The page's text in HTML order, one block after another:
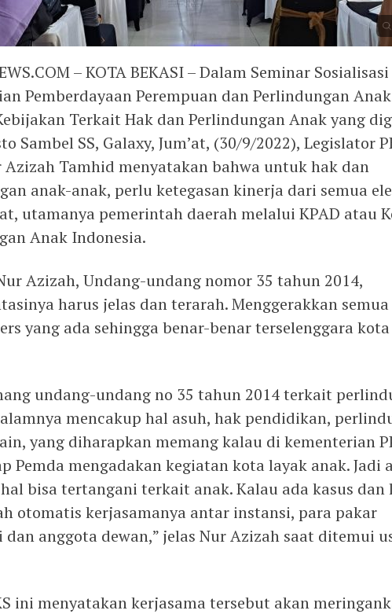
– KOTA BEKASI – Dalam Seminar Sosialisasi
Pemberdayaan Perempuan dan Perlindungan Anak
Terkait Hak dan Perlindungan Anak yang
Sambel SS, Galaxy, Jum’at, (30/9/2022), Legislator
Azizah Tamhid menyatakan bahwa untuk hak dan
anak-anak, perlu ketegasan kinerja dari semua
utamanya pemerintah daerah melalui KPAD atau
Anak Indonesia.
Azizah, Undang-undang nomor 35 tahun 2014,
harus jelas dan terarah. Menggerakkan semua
yang ada sehingga benar-benar terselenggara
undang-undang no 35 tahun 2014 terkait
mencakup hal asuh, hak pendidikan,
yang diharapkan memang kalau di kementerian
Pemda mengadakan kegiatan kota layak anak. Jadi
bisa tertangani terkait anak. Kalau ada kasus
otomatis kerjasamanya antar instansi, para pakar
dan anggota dewan,” jelas Nur Azizah saat ditemui
ini menyatakan kerjasama tersebut akan